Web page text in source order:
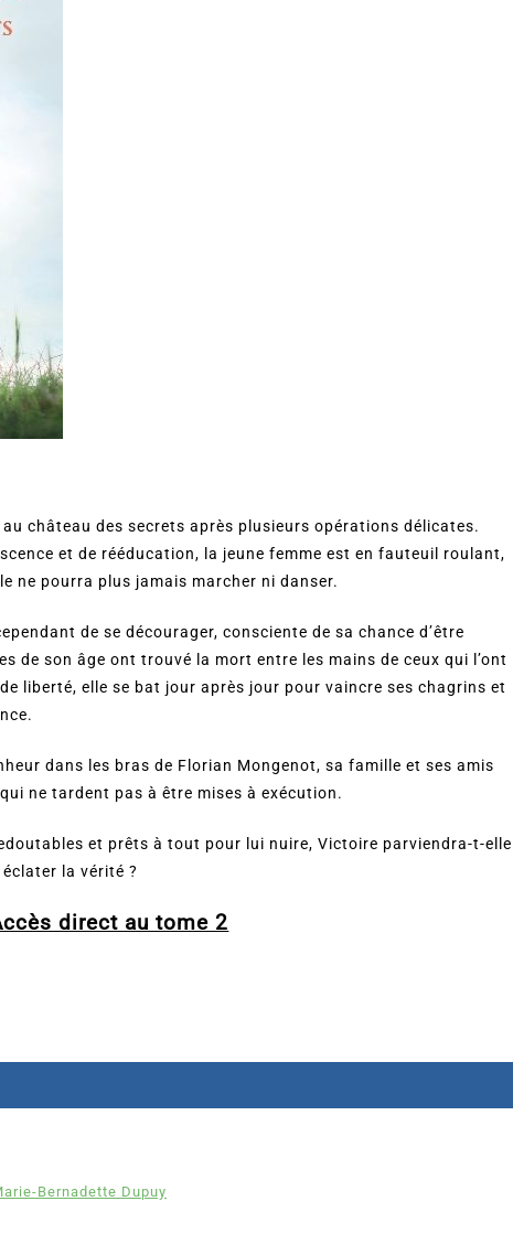
château des secrets après plusieurs opérations délicates.
et de rééducation, la jeune femme est en fauteuil roulant,
ne pourra plus jamais marcher ni danser.
de se décourager, consciente de sa chance d’être
de son âge ont trouvé la mort entre les mains de ceux qui l’ont
liberté, elle se bat jour après jour pour vaincre ses chagrins et
dans les bras de Florian Mongenot, sa famille et ses amis
ne tardent pas à être mises à exécution.
et prêts à tout pour lui nuire, Victoire parviendra-t-elle
la vérité ?
direct au tome 2
Bernadette Dupuy